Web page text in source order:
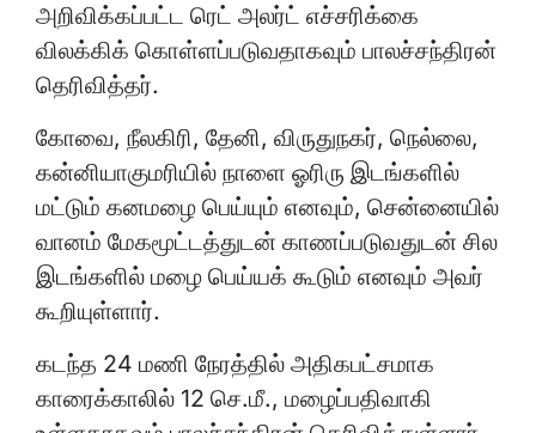
அறிவிக்கப்பட்ட ரெட் அலர்ட் எச்சரிக்கை
விலக்கிக் கொள்ளப்படுவதாகவும் பாலச்சந்திரன்
தெரிவித்தர்.
கோவை, நீலகிரி, தேனி, விருதுநகர், நெல்லை,
கன்னியாகுமரியில் நாளை ஓரிரு இடங்களில்
மட்டும் கனமழை பெய்யும் எனவும், சென்னையில்
வானம் மேகமூட்டத்துடன் காணப்படுவதுடன் சில
இடங்களில் மழை பெய்யக் கூடும் எனவும் அவர்
கூறியுள்ளார்.
கடந்த 24 மணி நேரத்தில் அதிகபட்சமாக
காரைக்காலில் 12 செ.மீ., மழைப்பதிவாகி